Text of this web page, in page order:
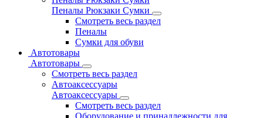
Пеналы Рюкзаки Сумки
Смотреть весь раздел
Пеналы
Сумки для обуви
Автотовары
Автотовары
Смотреть весь раздел
Автоаксессуары
Автоаксессуары
Смотреть весь раздел
Оборудование и принадлежности для